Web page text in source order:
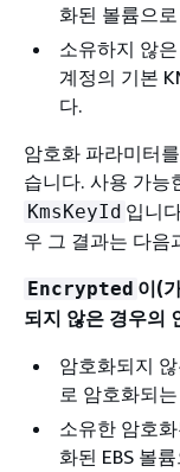
화된 볼륨으
소유하지 않
계정의 기본
다.
암호화 파라미터
습니다. 사용 가능
KmsKeyId 입니
우 그 결과는 다음
Encrypted 이(
되지 않은 경우의
암호화되지
로 암호화되
소유한 암호
화된 EBS 볼